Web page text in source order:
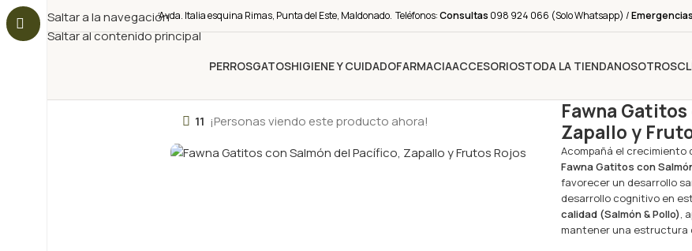
Saltar a la navegación
Saltar al contenido principal
Avda. Italia esquina Rimas, Punta del Este, Maldonado. Teléfonos:Consultas 098 924 066 (Solo Whatsapp) /Emergencias
PERROSGATOSHIGIENE Y CUIDADOFARMACIAACCESORIOSTODA LA TIENDANOSOTROS
11 ¡Personas viendo este producto ahora!
Fawna
Zapallo y
Acompañá el crecimiento
Fawna Gatitos con
favorecer un desarrollo
desarrollo cognitivo en
calidad (Salmón & Pollo),
mantener una estructura